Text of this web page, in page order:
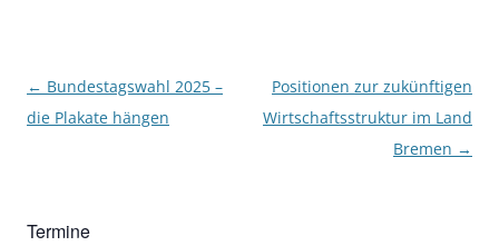
Beitragsnavigation
← Bundestagswahl 2025 –
die Plakate hängen
Positionen zur zukünftigen
Wirtschaftsstruktur im Land
Bremen →
Termine